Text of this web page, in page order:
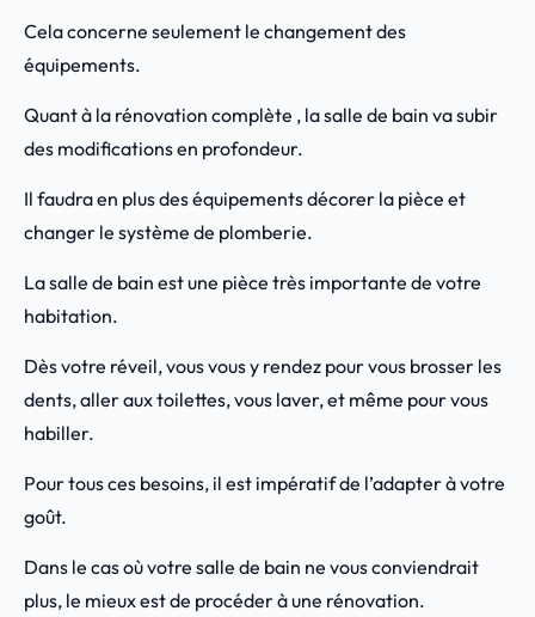
Cela concerne seulement le changement des
équipements.
Quant à la rénovation complète , la salle de bain va subir
des modifications en profondeur.
Il faudra en plus des équipements décorer la pièce et
changer le système de plomberie.
La salle de bain est une pièce très importante de votre
habitation.
Dès votre réveil, vous vous y rendez pour vous brosser les
dents, aller aux toilettes, vous laver, et même pour vous
habiller.
Pour tous ces besoins, il est impératif de l’adapter à votre
goût.
Dans le cas où votre salle de bain ne vous conviendrait
plus, le mieux est de procéder à une rénovation.